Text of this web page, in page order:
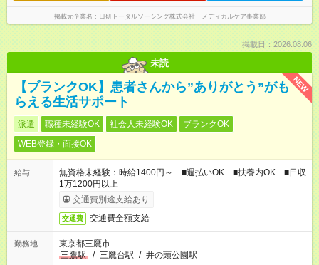
掲載元企業名 日研トータルソーシング株式会社 メディカルケア事業部
掲載日：2026.08.06
未読
NEW
【ブランクOK】患者さんから”ありがとう”がも
らえる生活サポート
派遣 職種未経験OK 社会人未経験OK
ブランクOK
WEB登録・面接OK
給与
無資格未経験：時給1400円～ ■週払いOK ■扶養内OK ■日収
1万1200円以上
交通費別途支給あり
交通費 交通費全額支給
勤務地
東京都三鷹市
三鷹駅
/ 三鷹台駅 / 井の頭公園駅